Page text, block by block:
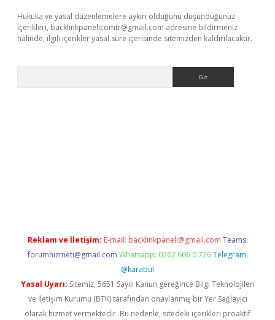
Hukuka ve yasal düzenlemelere aykırı olduğunu düşündüğünüz
içerikleri, backlinkpanelicomtr@gmail.com adresine bildirmeniz
halinde, ilgili içerikler yasal süre içerisinde sitemizden kaldırılacaktır.
Reklam ve İletişim: E-mail: backlinkpaneli@gmail.com Teams:
forumhizmeti@gmail.com Whatsapp: 0262 606 0 726 Telegram:
@karabul
Yasal Uyarı: Sitemiz, 5651 Sayılı Kanun gereğince Bilgi Teknolojileri
ve İletişim Kurumu (BTK) tarafından onaylanmış bir Yer Sağlayıcı
olarak hizmet vermektedir. Bu nedenle, sitedeki içerikleri proaktif